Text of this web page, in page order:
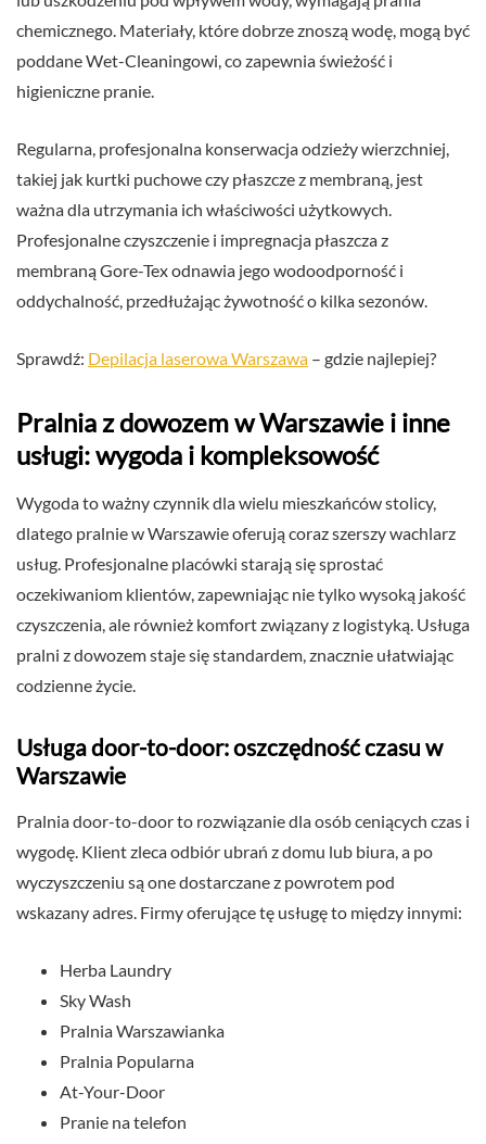
chemicznego. Materiały, które dobrze znoszą wodę, mogą być
poddane Wet-Cleaningowi, co zapewnia świeżość i
higieniczne pranie.
Regularna, profesjonalna konserwacja odzieży wierzchniej,
takiej jak kurtki puchowe czy płaszcze z membraną, jest
ważna dla utrzymania ich właściwości użytkowych.
Profesjonalne czyszczenie i impregnacja płaszcza z
membraną Gore-Tex odnawia jego wodoodporność i
oddychalność, przedłużając żywotność o kilka sezonów.
Sprawdź: Depilacja laserowa Warszawa – gdzie najlepiej?
Pralnia z dowozem w Warszawie i inne
usługi: wygoda i kompleksowość
Wygoda to ważny czynnik dla wielu mieszkańców stolicy,
dlatego pralnie w Warszawie oferują coraz szerszy wachlarz
usług. Profesjonalne placówki starają się sprostać
oczekiwaniom klientów, zapewniając nie tylko wysoką jakość
czyszczenia, ale również komfort związany z logistyką. Usługa
pralni z dowozem staje się standardem, znacznie ułatwiając
codzienne życie.
Usługa door-to-door: oszczędność czasu w
Warszawie
Pralnia door-to-door to rozwiązanie dla osób ceniących czas i
wygodę. Klient zleca odbiór ubrań z domu lub biura, a po
wyczyszczeniu są one dostarczane z powrotem pod
wskazany adres. Firmy oferujące tę usługę to między innymi:
Herba Laundry
Sky Wash
Pralnia Warszawianka
Pralnia Popularna
At-Your-Door
Pranie na telefon